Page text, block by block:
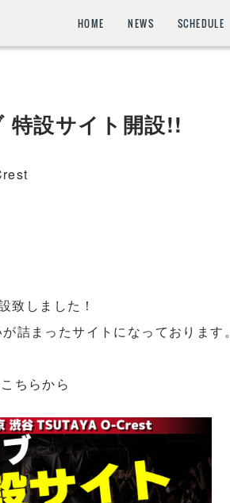
HOME NEWS SCHEDULE
特設サイト開設!!
致しました！
詰まったサイトになっております。
ちらから